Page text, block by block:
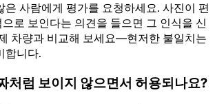
은 사람에게 평가를 요청하세요. 사진이 편
로 보인다는 의견을 들으면 그 인식을 신
차량과 비교해 보세요—현저한 불일치는
합니다.
처럼 보이지 않으면서 허용되나요?